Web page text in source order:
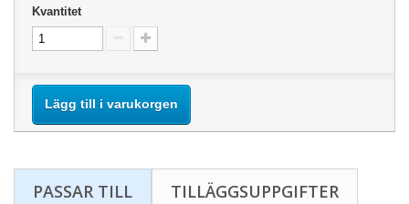
Kvantitet
Lägg till i varukorgen
PASSAR TILL TILLÄGGSUPPGIFTER